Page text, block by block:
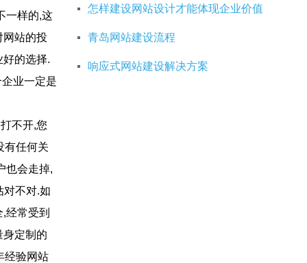
一样的,这
网站的投
的选择.
业一定是
不开,您
有任何关
也会走掉,
对不对.如
经常受到
身定制的
经验网站
怎样建设网站设计才能体现企业价值
青岛网站建设流程
响应式网站建设解决方案